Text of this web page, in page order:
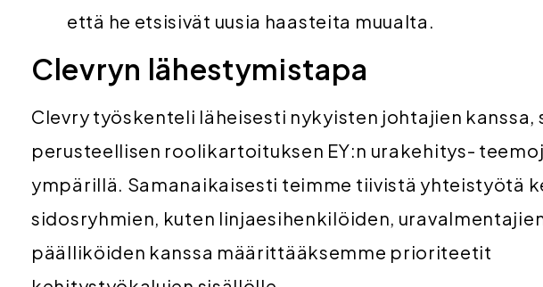
että he etsisivät uusia haasteita muualta.
Clevryn lähestymistapa
Clevry työskenteli läheisesti nykyisten johtajien kanssa,
perusteellisen roolikartoituksen EY:n urakehitys-
ympärillä. Samanaikaisesti teimme tiivistä yhteistyötä
sidosryhmien, kuten linjaesihenkilöiden,
päälliköiden kanssa määrittääksemme prioriteetit